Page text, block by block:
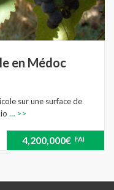
en Médoc
sur une surface de
… >>
4,200,000€ FAI